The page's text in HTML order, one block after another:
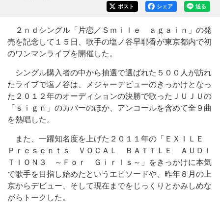
送る
シェア
ポスト
２ｎｄシングル「片恋／Ｓｍｉｌｅ ａｇａｉｎ」の発
売を記念して１５日、歌手の塩ノ谷早耶香が東京都内で初
のワンマンライブを開催した。
シングル購入者の中から抽選で選ばれた５００人が訪れ
たライブで塩ノ谷は、メジャーデビューのきっかけとなっ
た２０１２年のオーディションの決勝で歌ったＪＵＪＵの
「ｓｉｇｎ」のカバーのほか、アンコールを含めて全９曲
を熱唱した。
また、一躍知名度を上げた２０１１年の「ＥＸＩＬＥ
Ｐｒｅｓｅｎｔｓ ＶＯＣＡＬ ＢＡＴＴＬＥ ＡＵＤＩ
ＴＩＯＮ３ ～Ｆｏｒ Ｇｉｒｌｓ～」をきっかけに本気
で歌手を目指し始めたというエピソードや、昨年８月の上
京からデビュー、そして現在までをじっくりとかみしめな
がらトークした。